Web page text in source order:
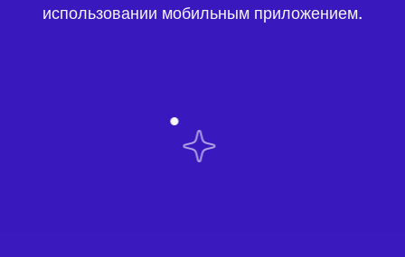
использовании мобильным приложением.